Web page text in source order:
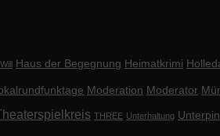
Haus der Begegnung Heimatkrimi
Moderation Moderator
THREE Unterhaltung